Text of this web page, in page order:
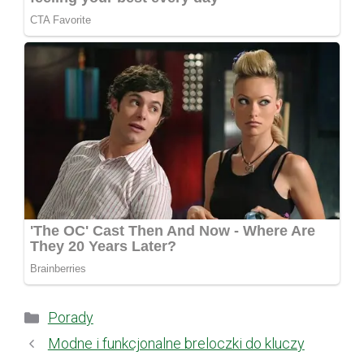
Kategorie
Porady
Modne i funkcjonalne breloczki do kluczy